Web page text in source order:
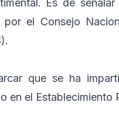
por el Consejo
que se ha
en el Establecimiento